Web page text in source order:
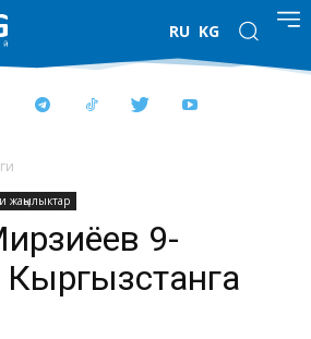
RU KG
жаңылыктар
9-